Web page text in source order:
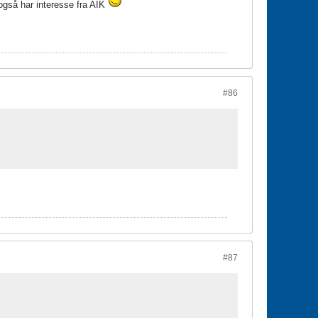
har interesse fra AIK
#86
#87